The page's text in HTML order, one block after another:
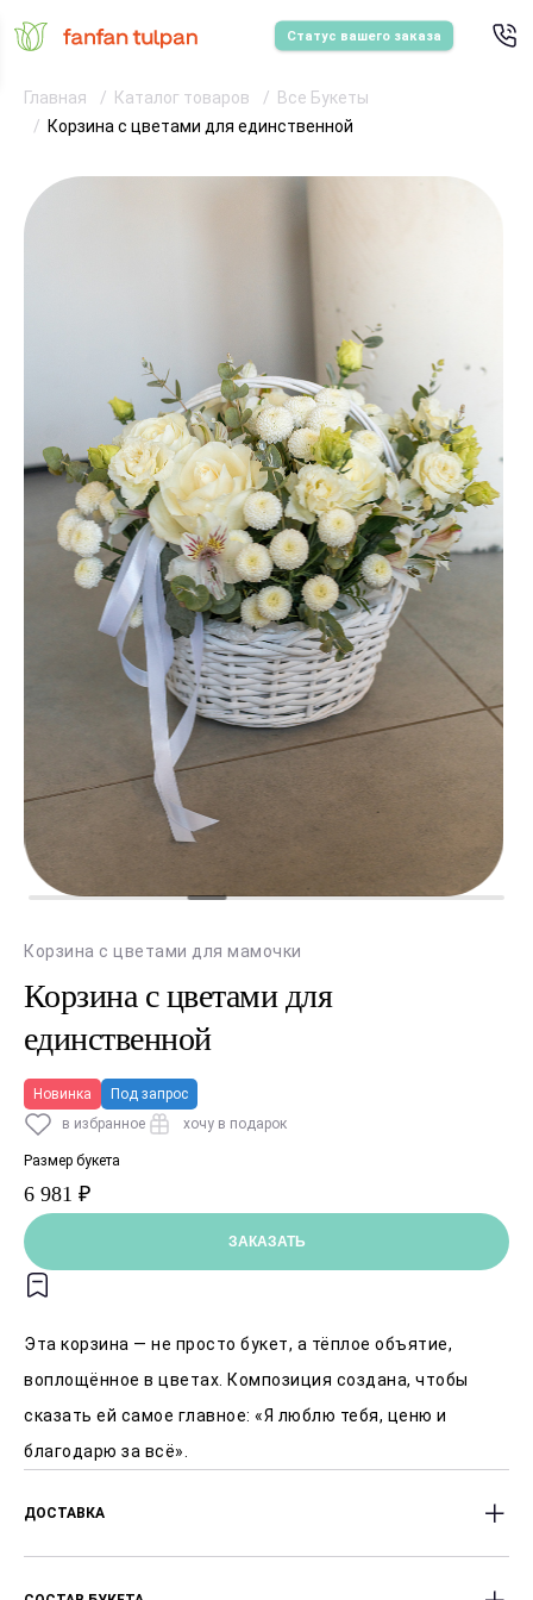
Статус вашего заказа
Главная Каталог товаров
Все Букеты
Корзина с цветами для единственной
Корзина с цветами для мамочки
Корзина с цветами для
единственной
Новинка
Под запрос
в избранное
хочу в подарок
Размер букета
6 981 ₽
ЗАКАЗАТЬ
Эта корзина — не просто букет, а тёплое объятие,
воплощённое в цветах. Композиция создана, чтобы
сказать ей самое главное: «Я люблю тебя, ценю и
благодарю за всё».
ДОСТАВКА
Доставляем цветы с 8:00 до 23:00